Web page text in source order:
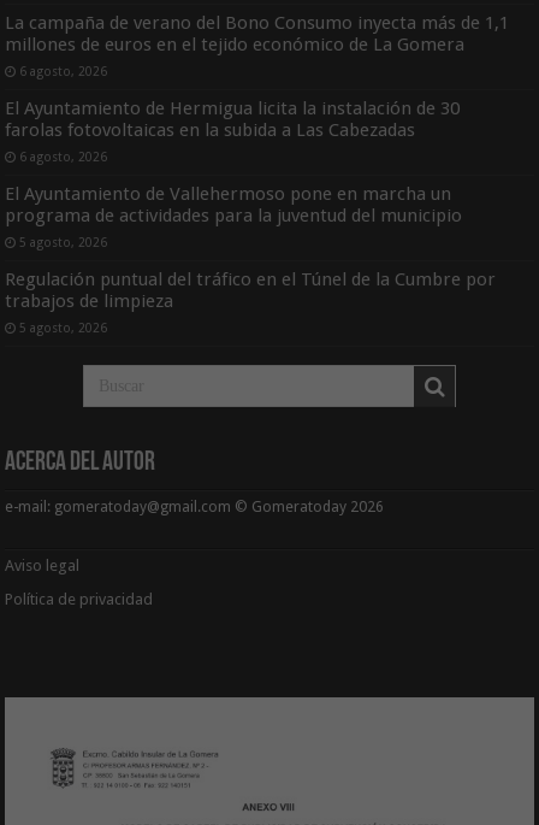
La campaña de verano del Bono Consumo inyecta más de 1,1
millones de euros en el tejido económico de La Gomera
6 agosto, 2026
El Ayuntamiento de Hermigua licita la instalación de 30
farolas fotovoltaicas en la subida a Las Cabezadas
6 agosto, 2026
El Ayuntamiento de Vallehermoso pone en marcha un
programa de actividades para la juventud del municipio
5 agosto, 2026
Regulación puntual del tráfico en el Túnel de la Cumbre por
trabajos de limpieza
5 agosto, 2026
Acerca del Autor
e-mail: gomeratoday@gmail.com © Gomeratoday 2026
Aviso legal
Política de privacidad